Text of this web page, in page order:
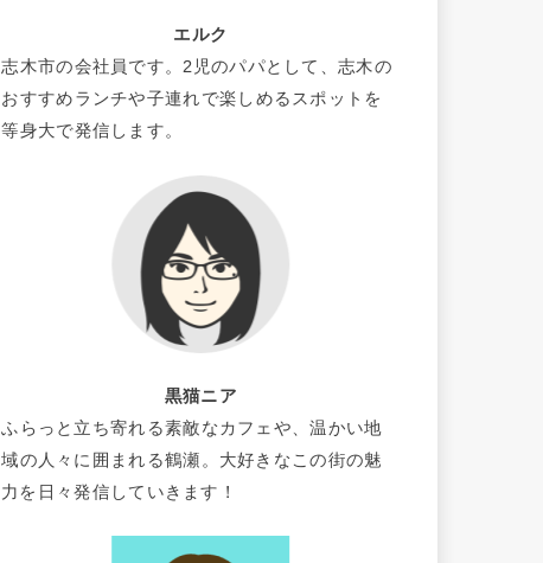
エルク
志木市の会社員です。2児のパパとして、志木の
おすすめランチや子連れで楽しめるスポットを
等身大で発信します。
黒猫ニア
ふらっと立ち寄れる素敵なカフェや、温かい地
域の人々に囲まれる鶴瀬。大好きなこの街の魅
力を日々発信していきます！